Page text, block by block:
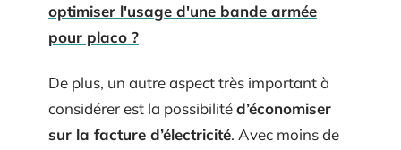
optimiser l'usage d'une bande armée
pour placo ?
De plus, un autre aspect très important à
considérer est la possibilitéd’économiser
sur la facture d’électricité. Avec moins de